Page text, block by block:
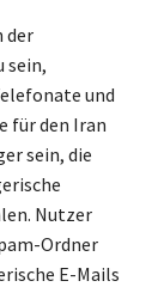
der
sein,
und
für den Iran
sein, die
Nutzer
Ordner
E-Mails